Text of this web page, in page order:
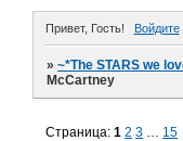
Привет, Гость! Войдите
»~*The STARS we
McCartney
Страница:1 2 3 … 15